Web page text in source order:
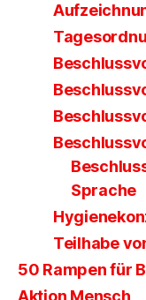
Sprache
Teilhabe
50 Rampen für
Aktion Mensch